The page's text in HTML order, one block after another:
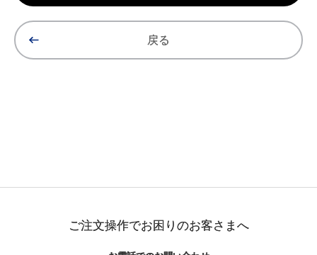
戻る
ご注文操作でお困りのお客さまへ